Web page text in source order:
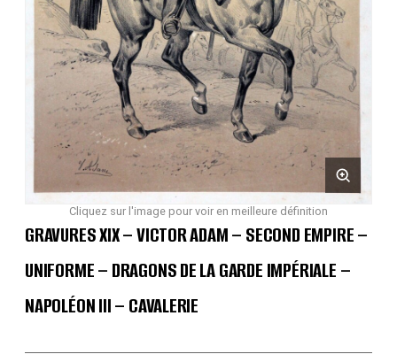
Cliquez sur l'image pour voir en meilleure définition
GRAVURES XIX – VICTOR ADAM – SECOND EMPIRE –
UNIFORME – DRAGONS DE LA GARDE IMPÉRIALE –
NAPOLÉON III – CAVALERIE